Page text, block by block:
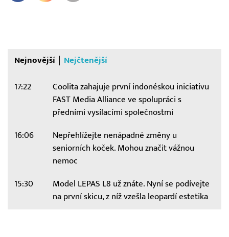
Nejnovější Nejčtenější
17:22
Coolita zahajuje první indonéskou iniciativu
FAST Media Alliance ve spolupráci s
předními vysílacími společnostmi
16:06
Nepřehlížejte nenápadné změny u
seniorních koček. Mohou značit vážnou
nemoc
15:30
Model LEPAS L8 už znáte. Nyní se podívejte
na první skicu, z níž vzešla leopardí estetika